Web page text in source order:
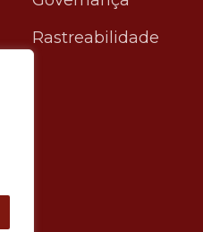
Rastreabilidade